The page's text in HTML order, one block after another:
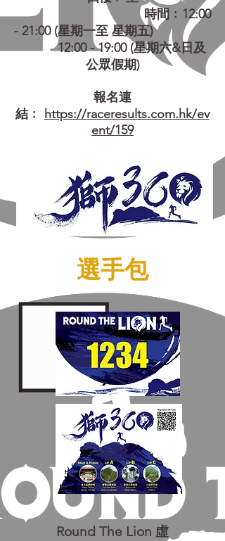
時間﹕12:00
- 21:00 (星期一至 星期五)
12:00 - 19:00 (星期六&日及
公眾假期)
報名連
結﹕
https://raceresults.com.hk/ev
ent/159
選手包
Round The Lion 虛